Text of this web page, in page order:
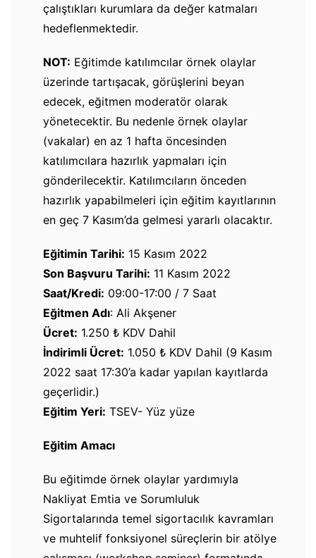
çalıştıkları kurumlara da değer katmaları
hedeflenmektedir.
NOT: Eğitimde katılımcılar örnek olaylar
üzerinde tartışacak, görüşlerini beyan
edecek, eğitmen moderatör olarak
yönetecektir. Bu nedenle örnek olaylar
(vakalar) en az 1 hafta öncesinden
katılımcılara hazırlık yapmaları için
gönderilecektir. Katılımcıların önceden
hazırlık yapabilmeleri için eğitim kayıtlarının
en geç 7 Kasım’da gelmesi yararlı olacaktır.
Eğitimin Tarihi: 15 Kasım 2022
Son Başvuru Tarihi: 11 Kasım 2022
Saat/Kredi: 09:00-17:00 / 7 Saat
Eğitmen Adı: Ali Akşener
Ücret: 1.250 ₺ KDV Dahil
İndirimli Ücret: 1.050 ₺ KDV Dahil (9 Kasım
2022 saat 17:30’a kadar yapılan kayıtlarda
geçerlidir.)
Eğitim Yeri: TSEV- Yüz yüze
Eğitim Amacı
Bu eğitimde örnek olaylar yardımıyla
Nakliyat Emtia ve Sorumluluk
Sigortalarında temel sigortacılık kavramları
ve muhtelif fonksiyonel süreçlerin bir atölye